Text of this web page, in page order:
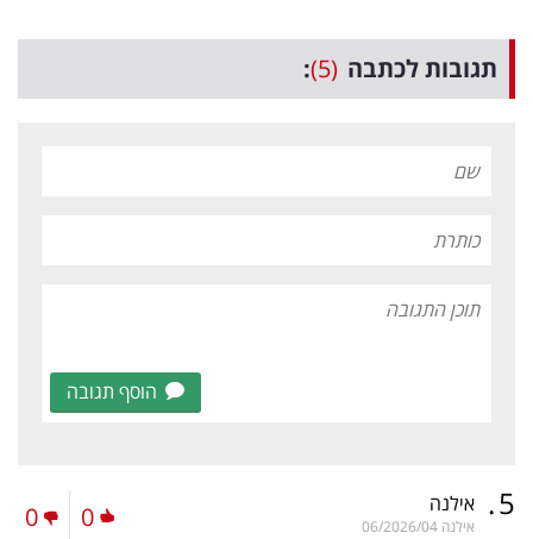
תגובות לכתבה (5)
:
הוסף תגובה
5
. אילנה
אילנה 06/2026/04
0
0